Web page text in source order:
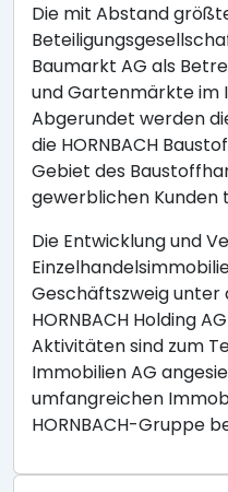
Die mit Abstand
Baumarkt AG als
und Gartenmärkte im
Abgerundet werden
die HORNBACH
Gebiet des
gewerblichen Kunden
Die Entwicklung und
Geschäftszweig
HORNBACH Holding
Aktivitäten sind zum
Immobilien AG
umfangreichen
HORNBACH-Gruppe